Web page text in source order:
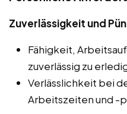
Zuverlässigkeit und
Fähigkeit,
zuverlässig zu
Verlässlichkeit bei
Arbeitszeiten und -